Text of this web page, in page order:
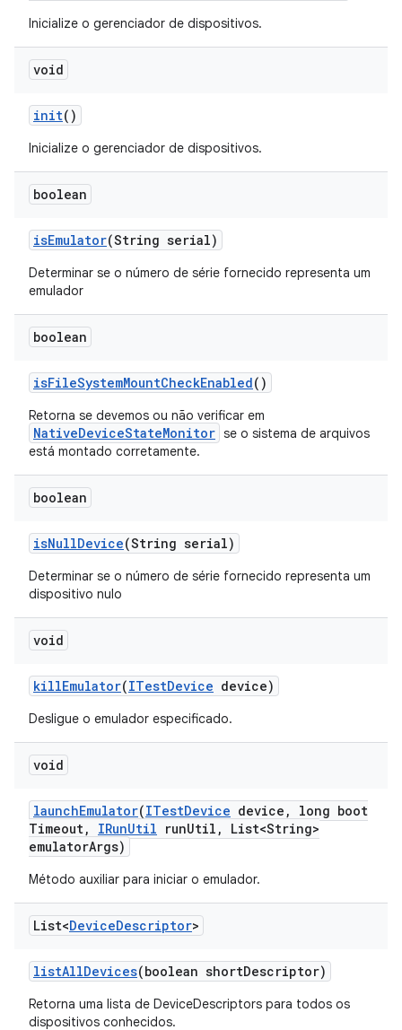
Inicialize o gerenciador de dispositivos.
void
init()
Inicialize o gerenciador de dispositivos.
boolean
isEmulator(String serial)
Determinar se o número de série fornecido representa um
emulador
boolean
isFileSystemMountCheckEnabled()
Retorna se devemos ou não verificar em
NativeDeviceStateMonitor se o sistema de arquivos
está montado corretamente.
boolean
isNullDevice(String serial)
Determinar se o número de série fornecido representa um
dispositivo nulo
void
killEmulator(ITestDevice device)
Desligue o emulador especificado.
void
launchEmulator(ITestDevice device ,
long boot
Timeout, IRunUtil runUtil ,
List<String>
emulatorArgs)
Método auxiliar para iniciar o emulador.
List<DeviceDescriptor>
listAllDevices(boolean shortDescriptor)
Retorna uma lista de DeviceDescriptors para todos os
dispositivos conhecidos.